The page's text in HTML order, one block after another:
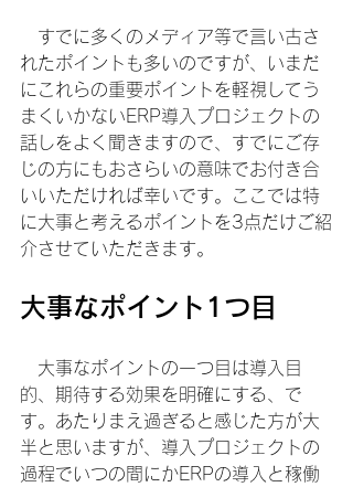
すでに多くのメディア等で言い古さ
れたポイントも多いのですが、いまだ
にこれらの重要ポイントを軽視してう
まくいかないERP導入プロジェクトの
話しをよく聞きますので、すでにご存
じの方にもおさらいの意味でお付き合
いいただければ幸いです。ここでは特
に大事と考えるポイントを3点だけご紹
介させていただきます。
大事なポイント1つ目
大事なポイントの一つ目は導入目
的、期待する効果を明確にする、で
す。あたりまえ過ぎると感じた方が大
半と思いますが、導入プロジェクトの
過程でいつの間にかERPの導入と稼働